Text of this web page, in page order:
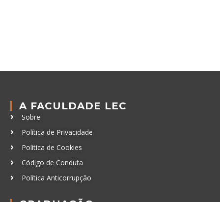
A FACULDADE LEC
Sobre
Política de Privacidade
Política de Cookies
Código de Conduta
Política Anticorrupção